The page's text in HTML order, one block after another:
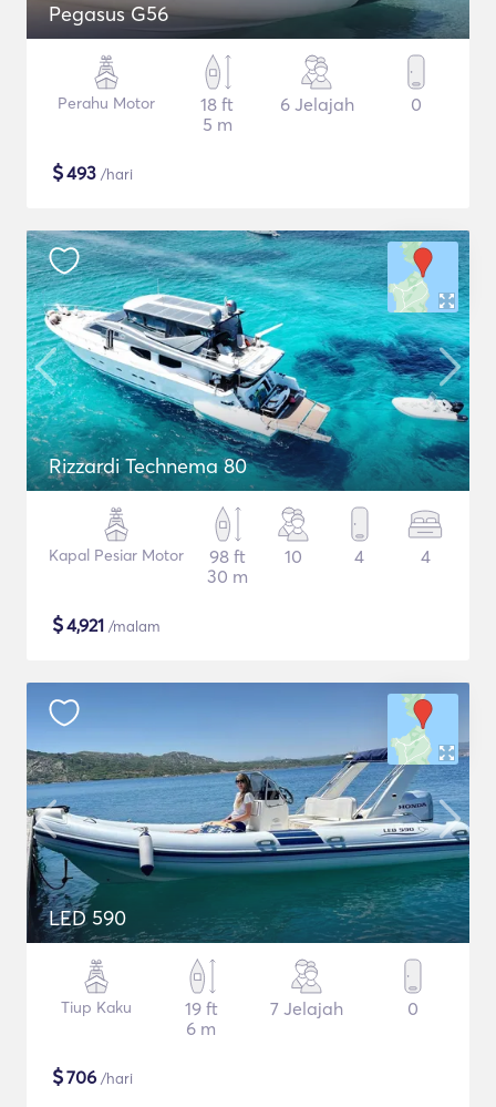
Pegasus G56
Perahu Motor
18 ft
5 m
6 Jelajah 0
$493 /hari
Rizzardi Technema 80
Kapal Pesiar Motor
98 ft
30 m
10 4 4
$4,921 /malam
LED 590
Tiup Kaku
19 ft
6 m
7 Jelajah 0
$706 /hari